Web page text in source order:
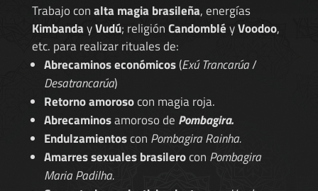
Trabajo conalta magia brasileña, energías
KimbandayVudú; religiónCandombléyVoodoo,
etc. para realizar rituales de:
Abrecaminos económicos(Exú Trancarúa/
Desatrancarúa)
Retorno amorosocon magia roja.
Abrecaminosamoroso de Pombagira.
Endulzamientoscon Pombagira Rainha.
Amarres sexuales brasilerocon Pombagira
Maria Padilha.